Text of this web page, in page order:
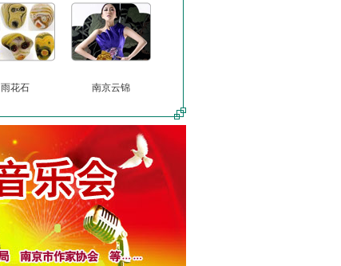
雨花石 南京云锦